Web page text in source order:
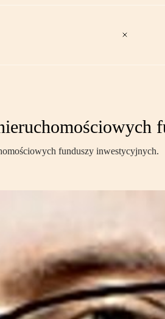
funduszy inwestycyjnych.